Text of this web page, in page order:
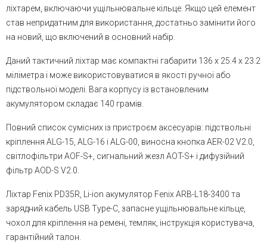
ліхтарем, включаючи ущільнювальне кільце. Якщо цей елемент
став непридатним для використання, достатньо замінити його
на новий, що включений в основний набір.
Даний тактичний ліхтар має компактні габарити 136 х 25.4 х 23.2
міліметра і може використовуватися в якості ручної або
підствольної моделі. Вага корпусу із встановленим
акумулятором складає 140 грамів.
Повний список сумісних із пристроєм аксесуарів: підствольні
кріплення ALG-15, ALG-16 і ALG-00, виносна кнопка AER-02 V2.0,
світлофільтри AOF-S+, сигнальний жезл AOT-S+ і дифузійний
фільтр AOD-S V2.0.
Ліхтар Fenix PD35R, Li-ion акумулятор Fenix ARB-L18-3400 та
зарядний кабель USB Type-C, запасне ущільнювальне кільце,
чохол для кріплення на ремені, темляк, інструкція користувача,
гарантійний талон.